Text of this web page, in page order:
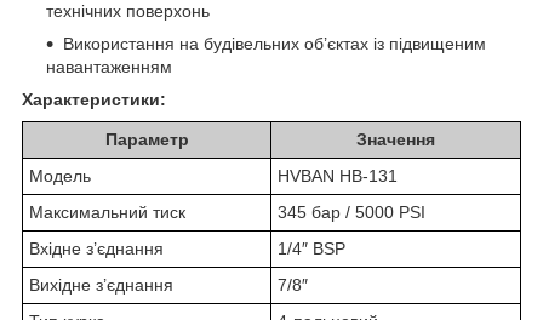
технічних поверхонь
Використання на будівельних об’єктах із підвищеним
навантаженням
Характеристики:
Параметр
Значення
Модель
HVBAN HB-131
Максимальний тиск
345 бар / 5000 PSI
Вхідне з’єднання
1/4″ BSP
Вихідне з’єднання
7/8″